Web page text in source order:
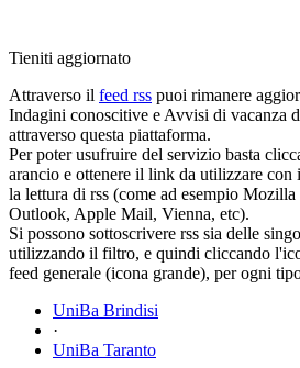
Tieniti aggiornato
Attraverso il feed rss puoi rimanere
Indagini conoscitive e Avvisi di vacanza
attraverso questa piattaforma.
Per poter usufruire del servizio basta
arancio e ottenere il link da utilizzare
la lettura di rss (come ad esempio
Outlook, Apple Mail, Vienna, etc).
Si possono sottoscrivere rss sia delle
utilizzando il filtro, e quindi cliccando
feed generale (icona grande), per ogni
UniBa Brindisi
·
UniBa Taranto